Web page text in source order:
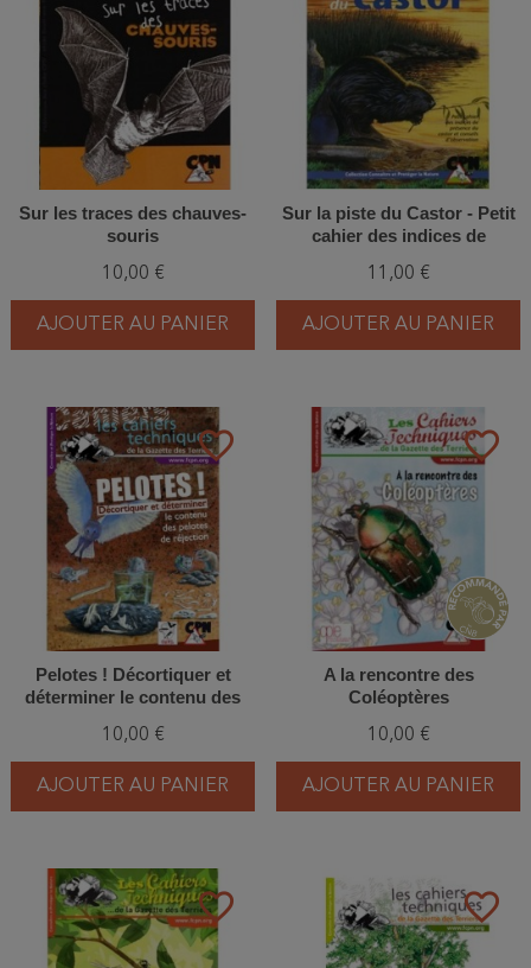
Sur les traces des chauves-
souris
10,00 €
AJOUTER AU PANIER
Sur la piste du Castor - Petit
cahier des indices de
conseils d'observation
11,00 €
AJOUTER AU PANIER
favorite_border
Pelotes ! Décortiquer et
déterminer le contenu des
10,00 €
AJOUTER AU PANIER
favorite_border
A la rencontre des
Coléoptères
10,00 €
AJOUTER AU PANIER
favorite_border favorite_border